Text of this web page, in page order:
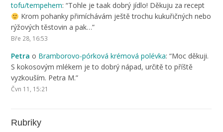
tofu/tempehem: “Tohle je taak dobrý jídlo! Děkuju za recept
Krom pohanky přimíchávám ještě trochu kukuřičných nebo
rýžových těstovin a pak…”
Bře 28, 16:53
Petra o Bramborovo-pórková krémová polévka: “Moc děkuji.
S kokosovým mlékem je to dobrý nápad, určitě to příště
vyzkouším. Petra M.”
Čvn 11, 15:21
Rubriky